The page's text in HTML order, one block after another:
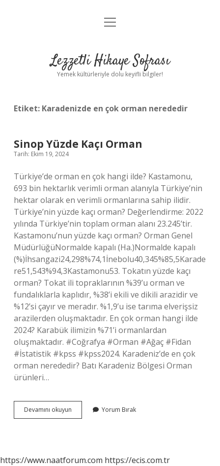
Anasayfa
Yasal Uyarı
menüyü
Lezzetli Hikaye Sofrası
Yemek kültürleriyle dolu keyifli bilgiler!
Etiket: Karadenizde en çok orman nerededir
Sinop Yüzde Kaçı Orman
Tarih: Ekim 19, 2024
Türkiye’de orman en çok hangi ilde? Kastamonu,
693 bin hektarlık verimli orman alanıyla Türkiye’nin
hektar olarak en verimli ormanlarına sahip ilidir.
Türkiye’nin yüzde kaçı orman? Değerlendirme: 2022
yılında Türkiye’nin toplam orman alanı 23.245’tir.
Kastamonu’nun yüzde kaçı orman? Orman Genel
MüdürlüğüNormalde kapalı (Ha.)Normalde kapalı
(%)İhsangazi24,298%74,1İnebolu40,345%85,5Karade
re51,543%94,3Kastamonu53. Tokatın yüzde kaçı
orman? Tokat ili topraklarının %39’u orman ve
fundalıklarla kaplıdır, %38’i ekili ve dikili arazidir ve
%12’si çayır ve meradır. %1,9’u ise tarıma elverişsiz
arazilerden oluşmaktadır. En çok orman hangi ilde
2024? Karabük ilimizin %71’i ormanlardan
oluşmaktadır. #Coğrafya #Orman #Ağaç #Fidan
#İstatistik #kpss #kpss2024. Karadeniz’de en çok
orman nerededir? Batı Karadeniz Bölgesi Orman
ürünleri…
Devamını okuyun
Yüzde
Yorum Bırak
https://www.naatforum.com https://ecis.com.tr